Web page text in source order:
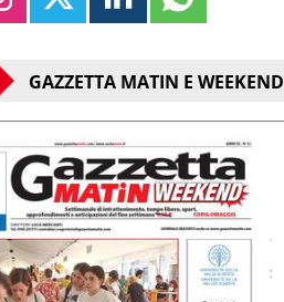
GAZZETTA MATIN E WEEKEND